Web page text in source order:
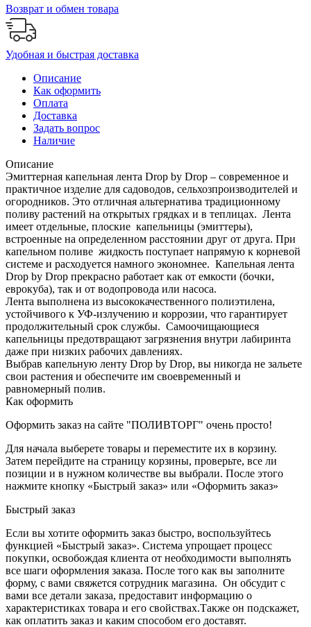
Возврат и обмен товара
Удобная и быстрая доставка
Описание
Как оформить
Оплата
Доставка
Задать вопрос
Наличие
Описание
Эмиттерная капельная лента Drop by Drop – современное и
практичное изделие для садоводов, сельхозпроизводителей и
огородников. Это отличная альтернатива традиционному
поливу растений на открытых грядках и в теплицах. Лента
имеет отдельные, плоские капельницы (эмиттеры),
встроенные на определенном расстоянии друг от друга. При
капельном поливе жидкость поступает напрямую к корневой
системе и расходуется намного экономнее. Капельная лента
Drop by Drop прекрасно работает как от емкости (бочки,
еврокуба), так и от водопровода или насоса.
Лента выполнена из высококачественного полиэтилена,
устойчивого к УФ-излучению и коррозии, что гарантирует
продолжительный срок службы. Самоочищающиеся
капельницы предотвращают загрязнения внутри лабиринта
даже при низких рабочих давлениях.
Выбрав капельную ленту Drop by Drop, вы никогда не зальете
свои растения и обеспечите им своевременный и
равномерный полив.
Как оформить
Оформить заказ на сайте "ПОЛИВТОРГ" очень просто!
Для начала выберете товары и переместите их в корзину.
Затем перейдите на страницу корзины, проверьте, все ли
позиции и в нужном количестве вы выбрали. После этого
нажмите кнопку «Быстрый заказ» или «Оформить заказ»
Быстрый заказ
Если вы хотите оформить заказ быстро, воспользуйтесь
функцией «Быстрый заказ». Система упрощает процесс
покупки, освобождая клиента от необходимости выполнять
все шаги оформления заказа. После того как вы заполните
форму, с вами свяжется сотрудник магазина. Он обсудит с
вами все детали заказа, предоставит информацию о
характеристиках товара и его свойствах.Также он подскажет,
как оплатить заказ и каким способом его доставят.